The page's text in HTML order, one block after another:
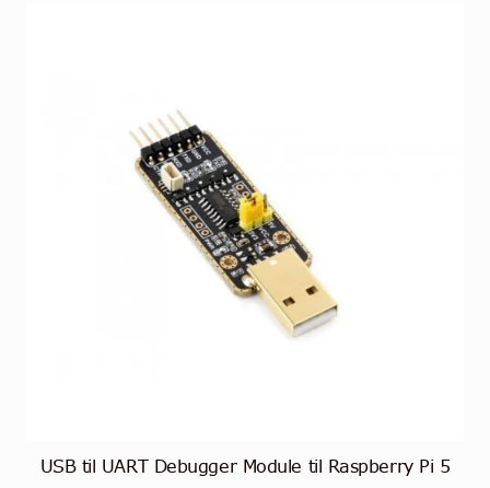
USB til UART Debugger Module til Raspberry Pi 5